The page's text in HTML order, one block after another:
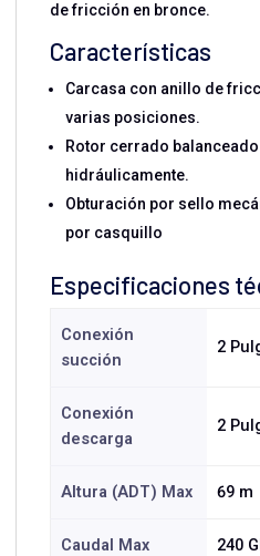
de fricción en bronce.
Características
Carcasa con anillo de
varias posiciones.
Rotor cerrado
hidráulicamente.
Obturación por sello
por casquillo
Especificaciones
Conexión
succión
2
Conexión
descarga
2
Altura (ADT) Max 69 m
Caudal Max 240